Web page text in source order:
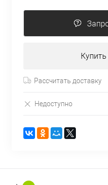
Рассчитать доставку
Недоступно